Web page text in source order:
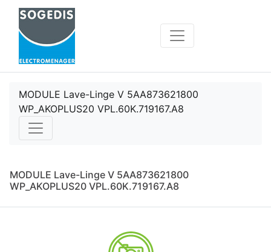
MODULE Lave-Linge V 5AA873621800
WP_AKOPLUS20 VPL.60K.719167.A8
MODULE Lave-Linge V 5AA873621800
WP_AKOPLUS20 VPL.60K.719167.A8